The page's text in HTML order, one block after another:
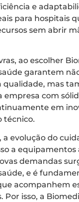
e
para hospitais
sem abrir
ao escolher
garantem
qualidade, mas
empresa com
em
técnico.
evolução do
a equipamentos
demandas
e é
acompanhem
Por isso, a